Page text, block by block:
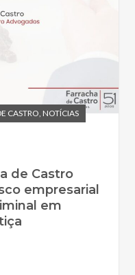
CASTRO, NOTÍCIAS
de Castro
empresarial
em